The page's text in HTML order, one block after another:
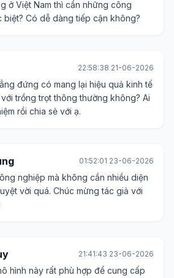
ở Việt Nam thì cần những công
biệt? Có dễ dàng tiếp cận không?
22:58:38 21-06-2026
đứng có mang lại hiệu quả kinh tế
trồng trọt thông thường không? Ai
rồi chia sẻ với ạ.
01:52:01 23-06-2026
nghiệp mà không cần nhiều diện
vời quá. Chúc mừng tác giả với
21:41:43 23-06-2026
hình này rất phù hợp để cung cấp